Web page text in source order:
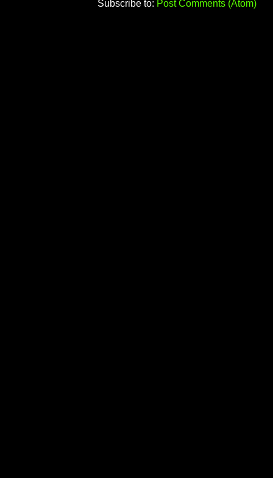
Subscribe to: Post Comments (Atom)